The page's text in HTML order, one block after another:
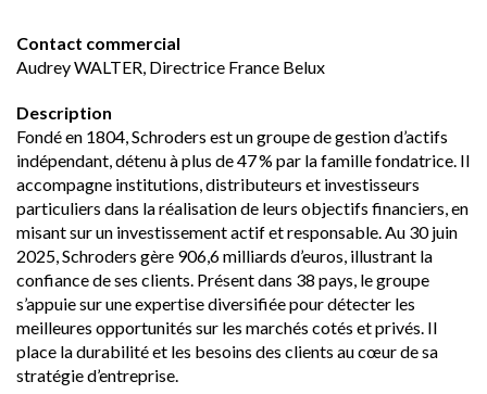
Contact commercial
Audrey WALTER, Directrice France Belux
Description
Fondé en 1804, Schroders est un groupe de gestion d’actifs
indépendant, détenu à plus de 47 % par la famille fondatrice. Il
accompagne institutions, distributeurs et investisseurs
particuliers dans la réalisation de leurs objectifs financiers, en
misant sur un investissement actif et responsable. Au 30 juin
2025, Schroders gère 906,6 milliards d’euros, illustrant la
confiance de ses clients. Présent dans 38 pays, le groupe
s’appuie sur une expertise diversifiée pour détecter les
meilleures opportunités sur les marchés cotés et privés. Il
place la durabilité et les besoins des clients au cœur de sa
stratégie d’entreprise.